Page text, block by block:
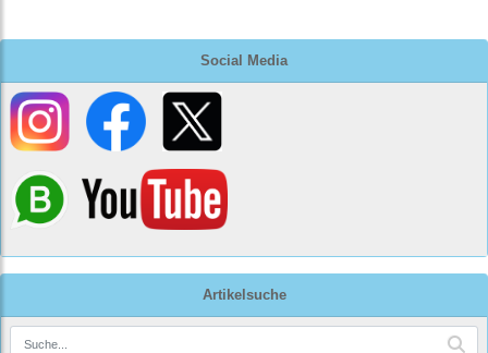
Social Media
Artikelsuche